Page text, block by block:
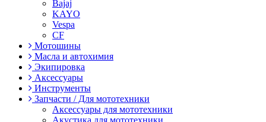
Bajaj
KAYO
Vespa
CF
Мотошины
Масла и автохимия
Экипировка
Аксессуары
Инструменты
Запчасти / Для мототехники
Аксессуары для мототехники
Акустика для мототехники